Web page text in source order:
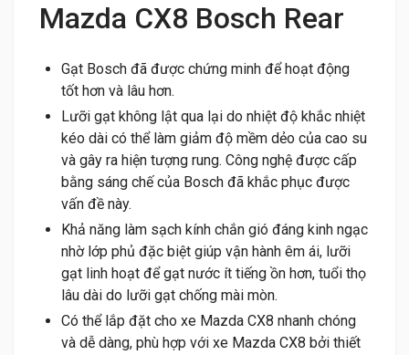
Mazda CX8 Bosch Rear
Gạt Bosch đã được chứng minh để hoạt động
tốt hơn và lâu hơn.
Lưỡi gạt không lật qua lại do nhiệt độ khắc nhiệt
kéo dài có thể làm giảm độ mềm dẻo của cao su
và gây ra hiện tượng rung. Công nghệ được cấp
bằng sáng chế của Bosch đã khắc phục được
vấn đề này.
Khả năng làm sạch kính chắn gió đáng kinh ngạc
nhờ lớp phủ đặc biệt giúp vận hành êm ái, lưỡi
gạt linh hoạt để gạt nước ít tiếng ồn hơn, tuổi thọ
lâu dài do lưỡi gạt chống mài mòn.
Có thể lắp đặt cho xe Mazda CX8 nhanh chóng
và dễ dàng, phù hợp với xe Mazda CX8 bởi thiết